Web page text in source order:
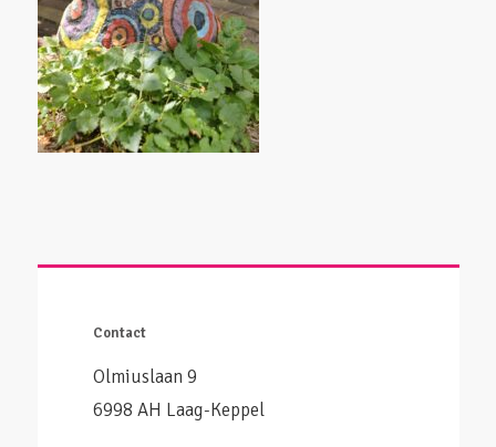
Contact
Olmiuslaan 9
6998 AH Laag-Keppel